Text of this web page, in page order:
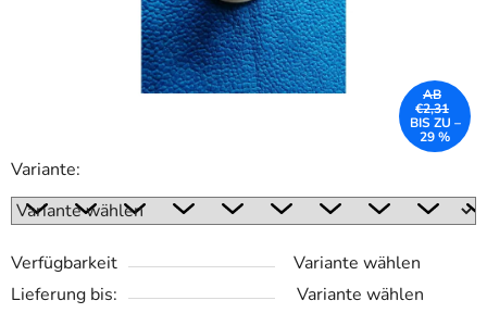
Variante:
Verfügbarkeit
Variante wählen
Lieferung bis:
Variante wählen
AB
€2,31
BIS ZU –
29 %